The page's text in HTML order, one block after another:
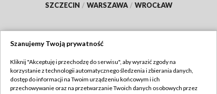
SZCZECIN / WARSZAWA / WROCŁAW
TVP
Abonament TVP
Regulamin TVP
Szanujemy Twoją prywatność
Kliknij "Akceptuję i przechodzę do serwisu", aby wyrazić zgody na
korzystanie z technologii automatycznego śledzenia i zbierania danych,
dostęp do informacji na Twoim urządzeniu końcowym i ich
przechowywanie oraz na przetwarzanie Twoich danych osobowych przez